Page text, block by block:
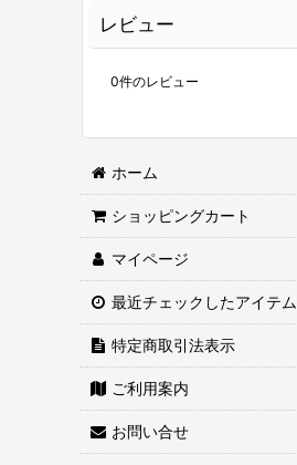
レビュー
0件のレビュー
ホーム
ショッピングカート
マイページ
最近チェックしたアイテム
特定商取引法表示
ご利用案内
お問い合せ